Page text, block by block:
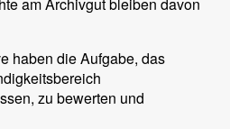
haben die Aufgabe, das
zu bewerten und